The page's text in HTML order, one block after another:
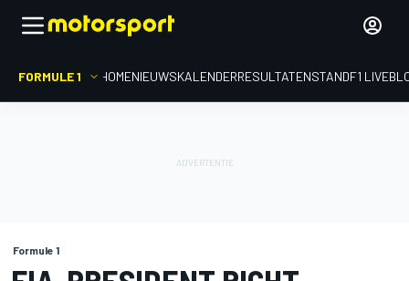
FORMULE 1 HOMENIEUWSKALENDERRESULTATENSTANDF1
Formule 1